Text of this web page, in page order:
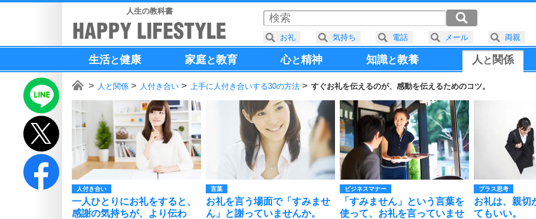
人生の教科書
生活と健康 家庭と教育 心と精神 知識と教養 人と 関係
人と関係 人付き合い 上手に人付き合いする30の方法 すぐお礼を伝えるのが、感動を伝えるためのコツ。
人付き合い
一人ひとりにお礼をすると、
感謝の気持ちが、より伝わ
言葉
お礼を言う場面で「すみませ
ん」と謝っていませんか。
ビジネスマナー
「すみません」という言葉を
使って、お礼を言っていませ
プラス思考
お礼は、親切
てもいい。
お礼 気持ち 電話 メール 両親